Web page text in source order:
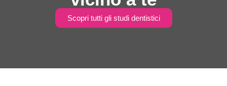
Scopri tutti gli studi dentistici